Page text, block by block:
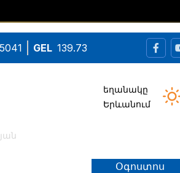
GEL 139.73
եղանակը
Երևանում